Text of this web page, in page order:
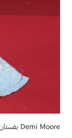
Demi Moore بفستان براق وبأكتاف مكشوفة من Jacquemus